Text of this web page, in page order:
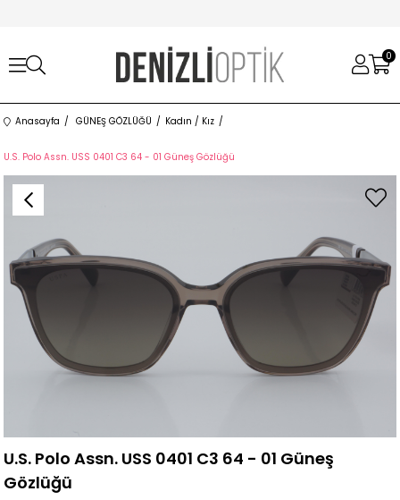
0
Anasayfa GÜNEŞ GÖZLÜĞÜ Kadın / Kız
U.S. Polo Assn. USS 0401 C3 64 - 01 Güneş Gözlüğü
U.S. Polo Assn. USS 0401 C3 64 - 01 Güneş
Gözlüğü